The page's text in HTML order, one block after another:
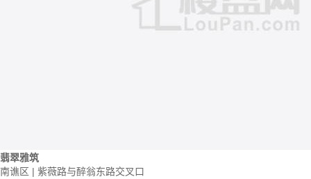
翡翠雅筑
南谯区 | 紫薇路与醉翁东路交叉口